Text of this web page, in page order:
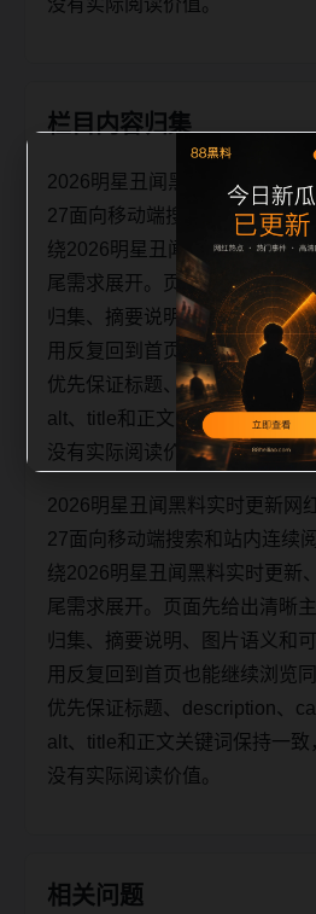
栏目内容归集
2026明星丑闻黑料实时更新网
27面向移动端搜索和站内连续
绕2026明星丑闻黑料实时更新
尾需求展开。页面先给出清晰
归集、摘要说明、图片语义和
用反复回到首页也能继续浏览
优先保证标题、description、
alt、title和正文关键词保持一
没有实际阅读价值。
2026明星丑闻黑料实时更新网
27面向移动端搜索和站内连续
绕2026明星丑闻黑料实时更新
尾需求展开。页面先给出清晰
归集、摘要说明、图片语义和
用反复回到首页也能继续浏览
优先保证标题、description、
alt、title和正文关键词保持一
没有实际阅读价值。
相关问题